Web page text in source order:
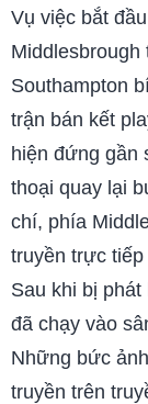
Vụ việc bắt
Middlesbrough
Southampton
trận bán kết
hiện đứng gần
thoại quay lại
chí, phía
truyền trực
Sau khi bị
đã chạy vào
Những bức
truyền trên